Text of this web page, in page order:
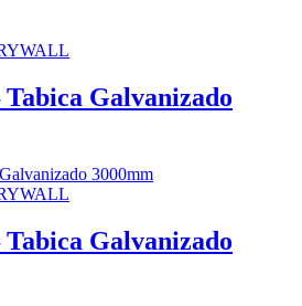
Galvanizado
Galvanizado